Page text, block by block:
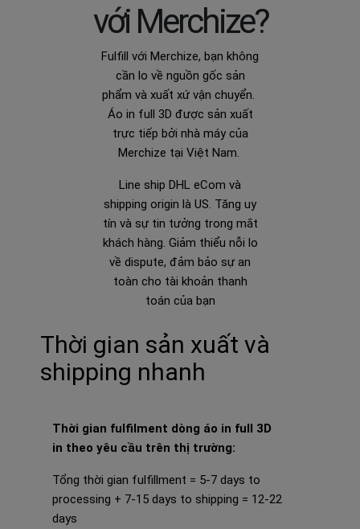
với Merchize?
Fulfill với Merchize, bạn không
cần lo về nguồn gốc sản
phẩm và xuất xứ vận chuyển.
Áo in full 3D được sản xuất
trực tiếp bởi nhà máy của
Merchize tại Việt Nam.
Line ship DHL eCom và
shipping origin là US. Tăng uy
tín và sự tin tưởng trong mắt
khách hàng. Giảm thiểu nỗi lo
về dispute, đảm bảo sự an
toàn cho tài khoản thanh
toán của bạn
Thời gian sản xuất và
shipping nhanh
Thời gian fulfilment dòng áo in full 3D
in theo yêu cầu trên thị trường:
Tổng thời gian fulfillment = 5-7 days to
processing + 7-15 days to shipping = 12-22
days